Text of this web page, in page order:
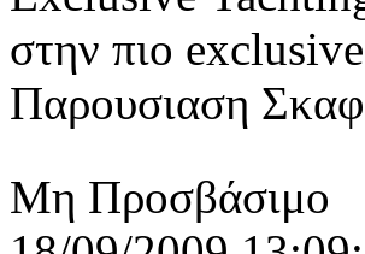
στην πιο
Παρουσιαση
Μη Προσβάσιμο